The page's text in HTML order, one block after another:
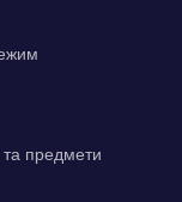
та предмети